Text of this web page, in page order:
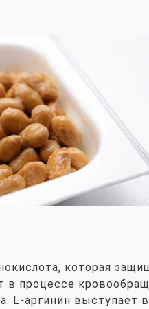
которая
в процессе
L-аргинин выступает в